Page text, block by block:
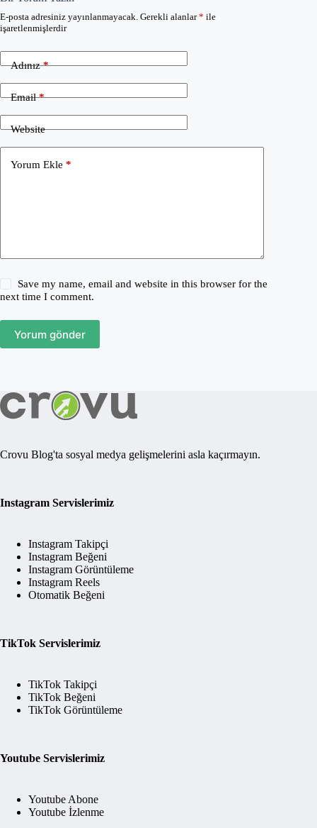
E-posta adresiniz yayınlanmayacak. Gerekli alanlar* ile
işaretlenmişlerdir
Adınız*
Email*
Website
Yorum Ekle *
Save my name, email and website in this browser for the
next time I comment.
Yorum gönder
Crovu Blog'ta sosyal medya gelişmelerini asla kaçırmayın.
Instagram Servislerimiz
Instagram Takipçi
Instagram Beğeni
Instagram Görüntüleme
Instagram Reels
Otomatik Beğeni
TikTok Servislerimiz
TikTok Takipçi
TikTok Beğeni
TikTok Görüntüleme
Youtube Servislerimiz
Youtube Abone
Youtube İzlenme